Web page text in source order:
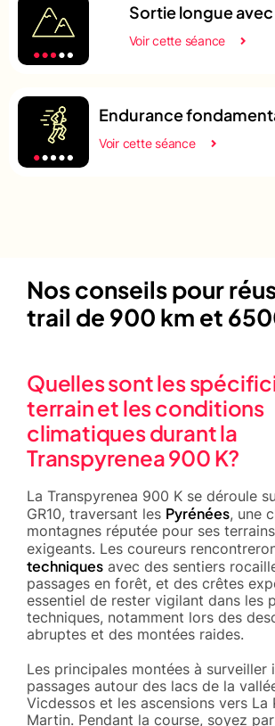
Sortie longue
Voir cette séance
Endurance
Voir cette séance
Nos conseils pour
trail de 900 km et
Quelles sont les
terrain et les conditions
climatiques durant la
Transpyrenea 900 K?
La Transpyrenea 900 K se déroule
GR10, traversant les Pyrénées, une
montagnes réputée pour ses
exigeants. Les coureurs
techniques avec des sentiers
passages en forêt, et des crêtes
essentiel de rester vigilant dans les
techniques, notamment lors des
abruptes et des montées raides.
Les principales montées à surveiller
passages autour des lacs de la
Vicdessos et les ascensions vers La
Martin. Pendant la course, soyez